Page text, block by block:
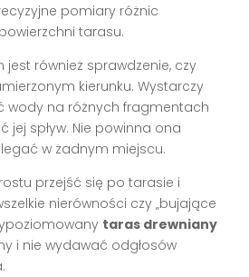
pomiary różnic
tarasu.
jest również sprawdzenie, czy
kierunku. Wystarczy
wody na różnych fragmentach
jej spływ. Nie powinna ona
w żadnym miejscu.
przejść się po tarasie i
nierówności czy „bujające
taras drewniany
i nie wydawać odgłosów